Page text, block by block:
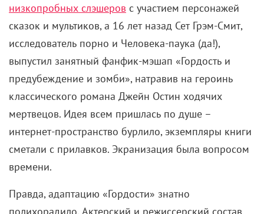
низкопробных слэшеров с участием персонажей
сказок и мультиков, а 16 лет назад Сет Грэм-Смит,
исследователь порно и Человека-паука (да!),
выпустил занятный фанфик-мэшап «Гордость и
предубеждение и зомби», натравив на героинь
классического романа Джейн Остин ходячих
мертвецов. Идея всем пришлась по душе –
интернет-пространство бурлило, экземпляры книги
сметали с прилавков. Экранизация была вопросом
времени.
Правда, адаптацию «Гордости» знатно